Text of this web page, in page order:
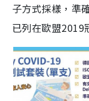
子方式採樣，準
已列在歐盟2019